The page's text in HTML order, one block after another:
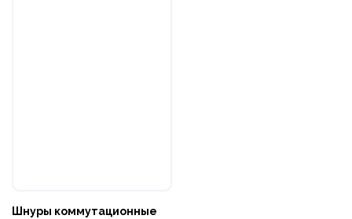
Шнуры коммутационные